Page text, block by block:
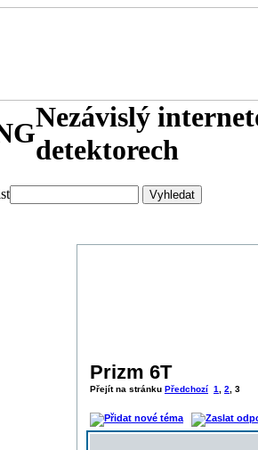
Nezávislý
detektorech
Prizm 6T
Přejít na stránku Předchozí 1 2 3